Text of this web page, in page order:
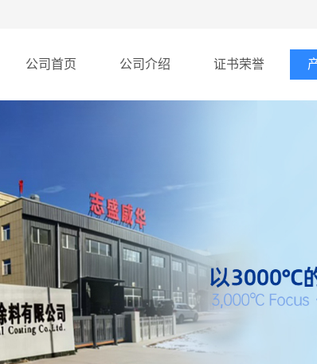
公司首页 公司介绍 证书荣誉